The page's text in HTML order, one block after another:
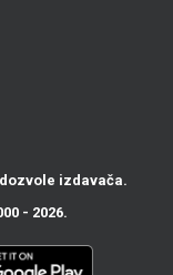
izdavača.
- 2026.